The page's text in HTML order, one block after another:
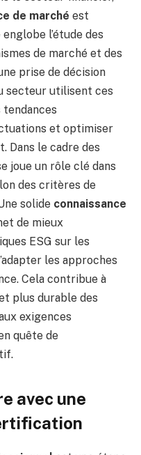
de marché est
l’étude des
de marché et des
prise de décision
secteur utilisent ces
et optimiser
Dans le cadre des
joue un rôle clé dans
des critères de
solide connaissance
de mieux
ESG sur les
les approches
Cela contribue à
plus durable des
exigences
quête de
avec une